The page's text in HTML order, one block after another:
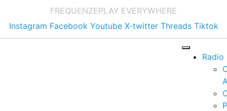
FREQUENZEPLAY EVERYWHERE
Instagram Facebook Youtube X-twitter Threads Tiktok
Radio